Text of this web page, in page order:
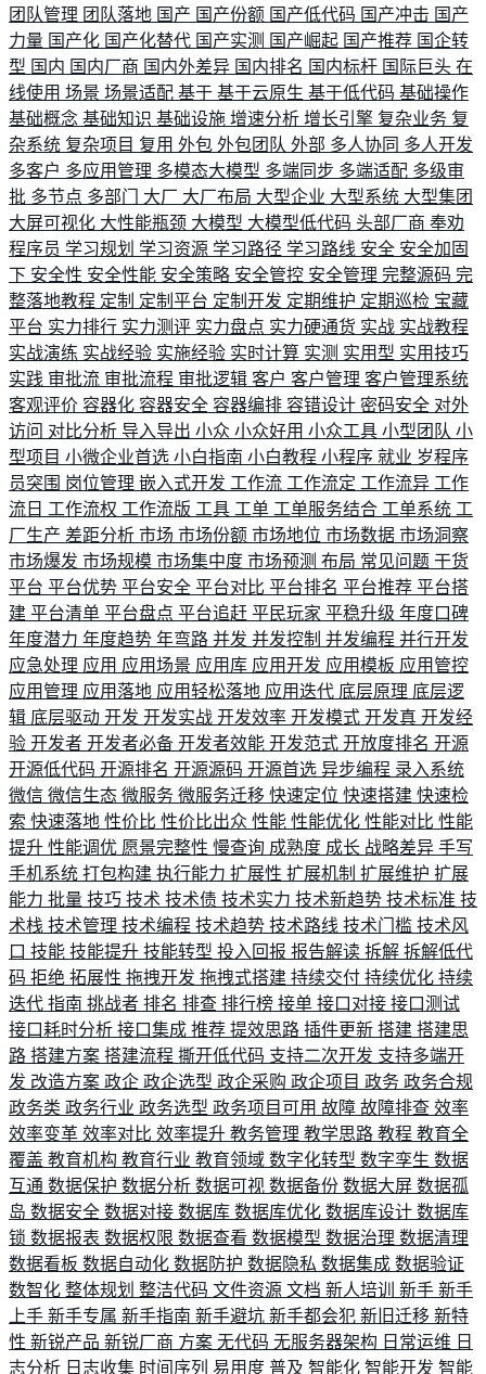
团队管理 团队落地 国产 国产份额 国产低代码 国产冲击 国产
力量 国产化 国产化替代 国产实测 国产崛起 国产推荐 国企转
型 国内 国内厂商 国内外差异 国内排名 国内标杆 国际巨头 在
线使用 场景 场景适配 基于 基于云原生 基于低代码 基础操作
基础概念 基础知识 基础设施 增速分析 增长引擎 复杂业务 复
杂系统 复杂项目 复用 外包 外包团队 外部 多人协同 多人开发
多客户 多应用管理 多模态大模型 多端同步 多端适配 多级审
批 多节点 多部门 大厂 大厂布局 大型企业 大型系统 大型集团
大屏可视化 大性能瓶颈 大模型 大模型低代码 头部厂商 奉劝
程序员 学习规划 学习资源 学习路径 学习路线 安全 安全加固
下 安全性 安全性能 安全策略 安全管控 安全管理 完整源码 完
整落地教程 定制 定制平台 定制开发 定期维护 定期巡检 宝藏
平台 实力排行 实力测评 实力盘点 实力硬通货 实战 实战教程
实战演练 实战经验 实施经验 实时计算 实测 实用型 实用技巧
实践 审批流 审批流程 审批逻辑 客户 客户管理 客户管理系统
客观评价 容器化 容器安全 容器编排 容错设计 密码安全 对外
访问 对比分析 导入导出 小众 小众好用 小众工具 小型团队 小
型项目 小微企业首选 小白指南 小白教程 小程序 就业 岁程序
员突围 岗位管理 嵌入式开发 工作流 工作流定 工作流异 工作
流日 工作流权 工作流版 工具 工单 工单服务结合 工单系统 工
厂生产 差距分析 市场 市场份额 市场地位 市场数据 市场洞察
市场爆发 市场规模 市场集中度 市场预测 布局 常见问题 干货
平台 平台优势 平台安全 平台对比 平台排名 平台推荐 平台搭
建 平台清单 平台盘点 平台追赶 平民玩家 平稳升级 年度口碑
年度潜力 年度趋势 年弯路 并发 并发控制 并发编程 并行开发
应急处理 应用 应用场景 应用库 应用开发 应用模板 应用管控
应用管理 应用落地 应用轻松落地 应用迭代 底层原理 底层逻
辑 底层驱动 开发 开发实战 开发效率 开发模式 开发真 开发经
验 开发者 开发者必备 开发者效能 开发范式 开放度排名 开源
开源低代码 开源排名 开源源码 开源首选 异步编程 录入系统
微信 微信生态 微服务 微服务迁移 快速定位 快速搭建 快速检
索 快速落地 性价比 性价比出众 性能 性能优化 性能对比 性能
提升 性能调优 愿景完整性 慢查询 成熟度 成长 战略差异 手写
手机系统 打包构建 执行能力 扩展性 扩展机制 扩展维护 扩展
能力 批量 技巧 技术 技术债 技术实力 技术新趋势 技术标准 技
术栈 技术管理 技术编程 技术趋势 技术路线 技术门槛 技术风
口 技能 技能提升 技能转型 投入回报 报告解读 拆解 拆解低代
码 拒绝 拓展性 拖拽开发 拖拽式搭建 持续交付 持续优化 持续
迭代 指南 挑战者 排名 排查 排行榜 接单 接口对接 接口测试
接口耗时分析 接口集成 推荐 提效思路 插件更新 搭建 搭建思
路 搭建方案 搭建流程 撕开低代码 支持二次开发 支持多端开
发 改造方案 政企 政企选型 政企采购 政企项目 政务 政务合规
政务类 政务行业 政务选型 政务项目可用 故障 故障排查 效率
效率变革 效率对比 效率提升 教务管理 教学思路 教程 教育全
覆盖 教育机构 教育行业 教育领域 数字化转型 数字孪生 数据
互通 数据保护 数据分析 数据可视 数据备份 数据大屏 数据孤
岛 数据安全 数据对接 数据库 数据库优化 数据库设计 数据库
锁 数据报表 数据权限 数据查看 数据模型 数据治理 数据清理
数据看板 数据自动化 数据防护 数据隐私 数据集成 数据验证
数智化 整体规划 整洁代码 文件资源 文档 新人培训 新手 新手
上手 新手专属 新手指南 新手避坑 新手都会犯 新旧迁移 新特
性 新锐产品 新锐厂商 方案 无代码 无服务器架构 日常运维 日
志分析 日志收集 时间序列 易用度 普及 智能化 智能开发 智能